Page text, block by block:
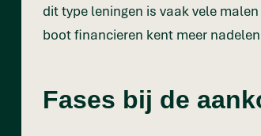
dit type leningen is vaak vele
boot financieren kent meer
Fases bij de